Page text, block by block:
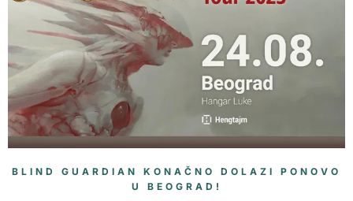
BLIND GUARDIAN KONAČNO DOLAZI PONOVO
U BEOGRAD!